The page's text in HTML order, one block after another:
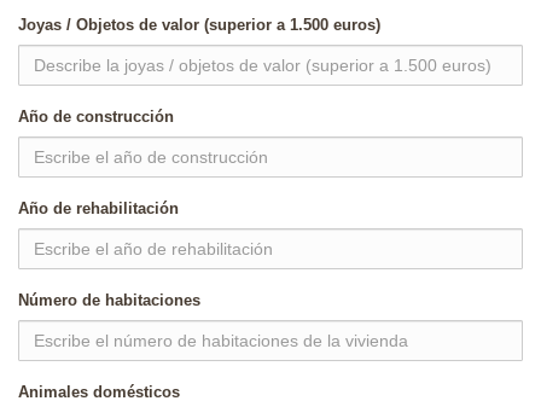
Joyas / Objetos de valor (superior a 1.500 euros)
Año de construcción
Año de rehabilitación
Número de habitaciones
Animales domésticos